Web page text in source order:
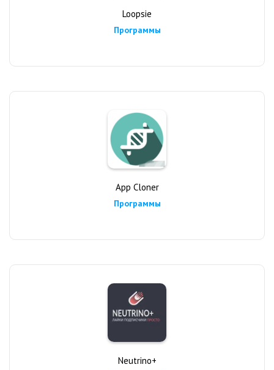
Loopsie
Программы
App Cloner
Программы
Neutrino+